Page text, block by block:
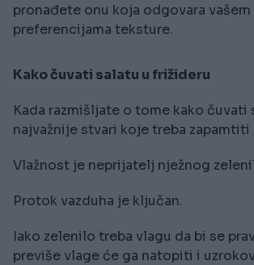
pronađete onu koja odgovara vašem
preferencijama teksture.
Kako čuvati salatu u frižideru
Kada razmišljate o tome kako čuvati
najvažnije stvari koje treba zapamtiti
Vlažnost je neprijatelj nježnog
Protok vazduha je ključan.
Iako zelenilo treba vlagu da bi se
previše vlage će ga natopiti i